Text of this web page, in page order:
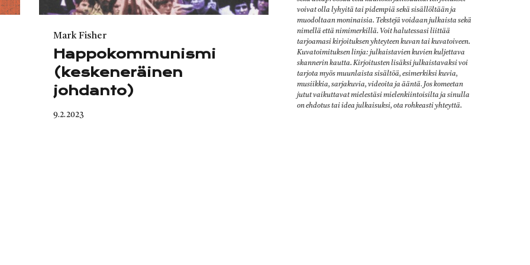
Category
Mark Fisher
Happokommunismi
(keskeneräinen
johdanto)
Published
9.2.2023
voivat olla lyhyitä tai pidempiä sekä sisällöltään ja
muodoltaan moninaisia. Tekstejä voidaan julkaista sekä
nimellä että nimimerkillä. Voit halutessasi liittää
tarjoamasi kirjoituksen yhteyteen kuvan tai kuvatoiveen.
Kuvatoimituksen linja: julkaistavien kuvien kuljettava
skannerin kautta. Kirjoitusten lisäksi julkaistavaksi voi
tarjota myös muunlaista sisältöä, esimerkiksi kuvia,
musiikkia, sarjakuvia, videoita ja ääntä. Jos komeetan
jutut vaikuttavat mielestäsi mielenkiintoisilta ja sinulla
on ehdotus tai idea julkaisuksi, ota rohkeasti yhteyttä.